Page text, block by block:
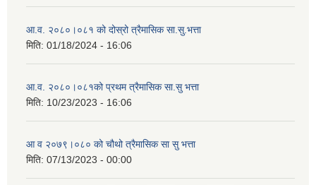
आ.व. २०८०।०८१ को दोस्रो त्रैमासिक सा.सु.भत्ता
मिति: 01/18/2024 - 16:06
आ.व. २०८०।०८१को प्रथम त्रैमासिक सा.सु भत्ता
मिति: 10/23/2023 - 16:06
आ व २०७९।०८० को चौथो त्रैमासिक सा सु भत्ता
मिति: 07/13/2023 - 00:00